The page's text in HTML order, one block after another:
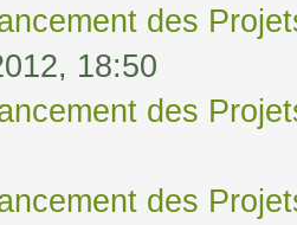
des
18:50
des
des